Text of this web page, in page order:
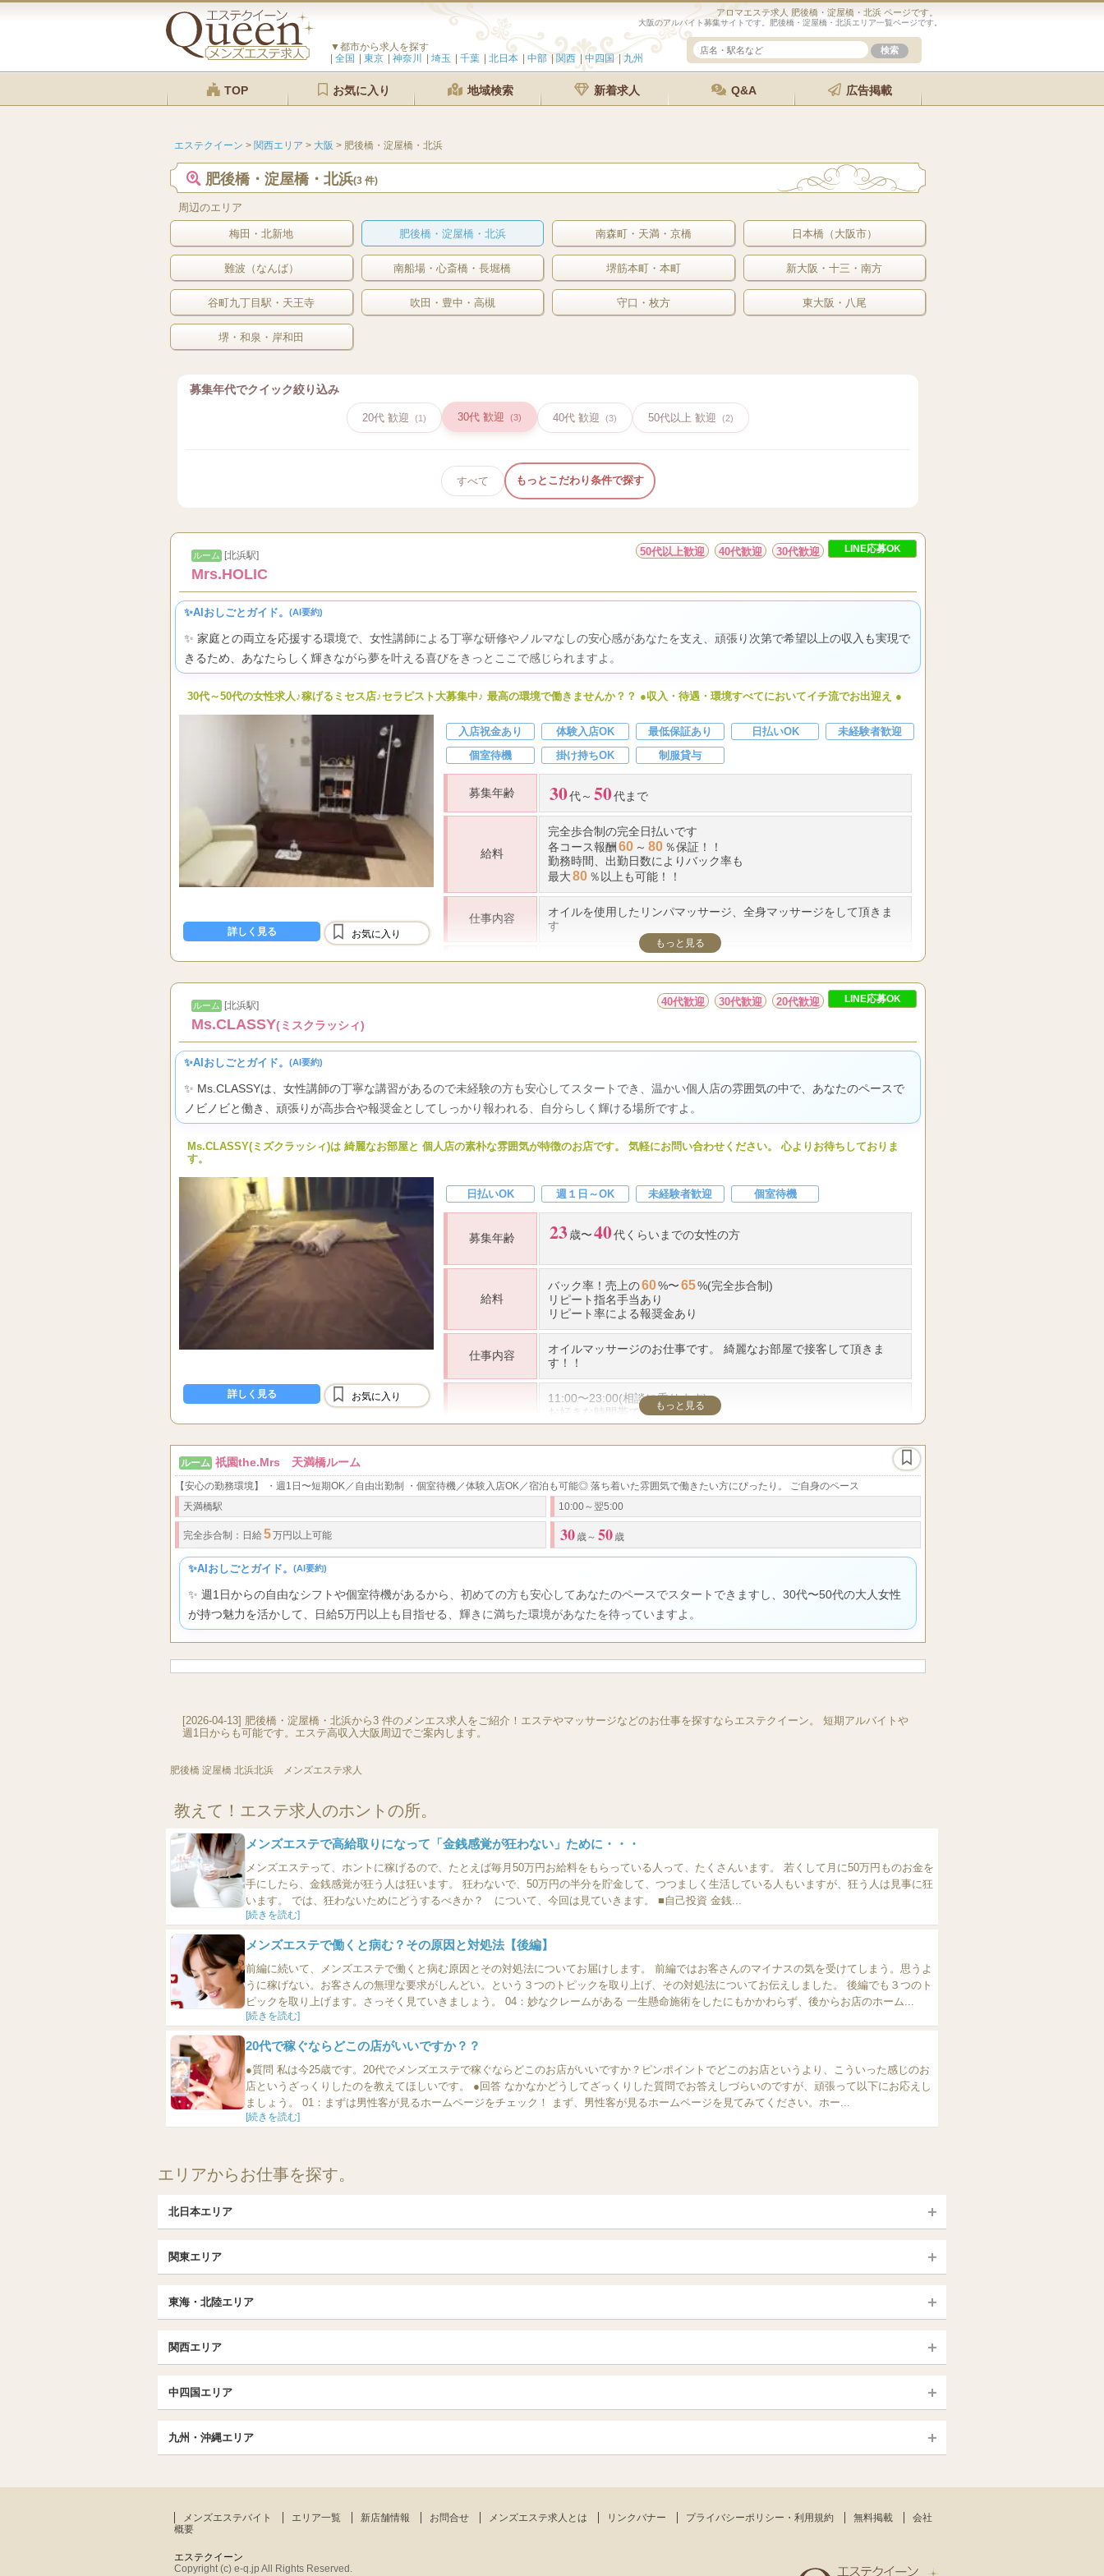
アロマエステ求人 肥後橋・淀屋橋・北浜 ページです。
大阪のアルバイト募集サイトです。肥後橋・淀屋橋・北浜エリア一覧ページです。
▼都市から求人を探す
全国
東京 神奈川 埼玉 千葉 北日本 中部 関西 中四国 九州
TOP お気に入り 地域検索 新着求人 Q&A 広告掲載
エステクイーン > 関西エリア > 大阪 > 肥後橋・淀屋橋・北浜
肥後橋・淀屋橋・北浜(3 件)
周辺のエリア
梅田・北新地 肥後橋・淀屋橋・北浜 南森町・天満・京橋 日本橋（大阪市）
難波（なんば） 南船場・心斎橋・長堀橋 堺筋本町・本町 新大阪・十三・南方
谷町九丁目駅・天王寺 吹田・豊中・高槻 守口・枚方 東大阪・八尾
堺・和泉・岸和田
募集年代でクイック絞り込み
20代 歓迎 (1) 30代 歓迎 (3) 40代 歓迎 (3) 50代以上 歓迎 (2)
すべて もっとこだわり条件で探す
ルーム [北浜駅]
Mrs.HOLIC
50代以上歓迎 40代歓迎 30代歓迎 LINE応募OK
✨AIおしごとガイド。 (AI要約)
✨ 家庭との両立を応援する環境で、女性講師による丁寧な研修やノルマなしの安心感があなたを支え、頑張り次第で希望以上の収入も実現で
きるため、あなたらしく輝きながら夢を叶える喜びをきっとここで感じられますよ。
30代～50代の女性求人♪稼げるミセス店♪セラピスト大募集中♪ 最高の環境で働きませんか？？ ●収入・待遇・環境すべてにおいてイチ流でお出迎え ●
入店祝金あり 体験入店OK 最低保証あり 日払いOK
未経験者歓迎
個室待機
掛け持ちOK 制服貸与
募集年齢 30代～ 50代まで
給料
完全歩合制の完全日払いです
各コース報酬 60 ～ 80 ％保証！！
勤務時間、出勤日数によりバック率も
最大80 ％以上も可能！！
仕事内容
オイルを使用したリンパマッサージ、全身マッサージをして頂きま
す
勤務時間
１０：００～翌５：００までの間で、貴女のお好きな時間で働いて
シフト制（1週間毎シフト提出なので予定が組みやすいです）1日３
時間～でもOKです。その他ご相談ください。
未経験でも安心安全！！女性講師による研修プログラムを導入して
おります。当店には【未経験】の方も多数在籍しています。安心し
て働いて頂けるように丁寧にお仕事の流れをご説明させて頂きま
す。
●経験者の方へ
日のうちに一緒に解決します。
ート・アルバイト感覚でもお仕事できます。
勤務地 北浜駅より徒歩数分
もっと見る
詳しく見る お気に入り
ルーム [北浜駅]
Ms.CLASSY(ミスクラッシィ)
40代歓迎 30代歓迎 20代歓迎 LINE応募OK
✨AIおしごとガイド。 (AI要約)
✨ Ms.CLASSYは、女性講師の丁寧な講習があるので未経験の方も安心してスタートでき、温かい個人店の雰囲気の中で、あなたのペースで
ノビノビと働き、頑張りが高歩合や報奨金としてしっかり報われる、自分らしく輝ける場所ですよ。
Ms.CLASSY(ミズクラッシィ)は 綺麗なお部屋と 個人店の素朴な雰囲気が特徴のお店です。 気軽にお問い合わせください。 心よりお待ちしておりま
す。
日払いOK 週１日～OK 未経験者歓迎 個室待機
募集年齢 23 歳〜40代くらいまでの女性の方
給料
バック率 ！売上の60%〜65%(完全歩合制)
リピート指名手当あり
リピート率による報奨金あり
仕事内容
オイルマッサージのお仕事です。 綺麗なお部屋で接客して頂きま
す！！
勤務時間
11:00〜23:00(相談に乗ります)
お好きな時間帯で、
3時間程度の短時間でも可能
未経験者 女性講師の講習あり！
主婦・シングルマザーの方大歓迎
経験者歓迎！
【北浜ルーム】
【南森町ルーム】
堺筋線谷町線 南森町駅徒
もっと見る
詳しく見る お気に入り
ルーム 祇園the.Mrs 天満橋ルーム
【安心の勤務環境】 ・週1日〜短期OK／自由出勤制 ・個室待機／体験入店OK／宿泊も可能◎ 落ち着いた雰囲気で働きたい方にぴったり。 ご自身のペース
天満橋駅
10:00～翌5:00
完全歩合制： 日給 5万円以上可能 30 歳～ 50 歳
✨AIおしごとガイド。 (AI要約)
✨ 週1日からの自由なシフトや個室待機があるから、初めての方も安心してあなたのペースでスタートできますし、30代〜50代の大人女性
が持つ魅力を活かして、日給5万円以上も目指せる、輝きに満ちた環境があなたを待っていますよ。
[2026-04-13] 肥後橋・淀屋橋・北浜から3 件のメンエス求人をご紹介！エステやマッサージなどのお仕事を探すならエステクイーン。 短期アルバイトや
週1日からも可能です。エステ高収入大阪周辺でご案内します。
肥後橋 淀屋橋 北浜北浜 メンズエステ求人
教えて！エステ求人のホントの所。
メンズエステで高給取りになって「金銭感覚が狂わない」ために・・・
メンズエステって、ホントに稼げるので、たとえば毎月50万円お給料をもらっている人って、たくさんいます。 若くして月に50万円ものお金を
手にしたら、金銭感覚が狂う人は狂います。 狂わないで、50万円の半分を貯金して、つつましく生活している人もいますが、狂う人は見事に狂
います。 では、狂わないためにどうするべきか？ について、今回は見ていきます。 ■自己投資 金銭...
[続きを読む]
メンズエステで働くと病む？その原因と対処法【後編】
前編に続いて、メンズエステで働くと病む原因とその対処法についてお届けします。 前編ではお客さんのマイナスの気を受けてしまう。思うよ
うに稼げない。お客さんの無理な要求がしんどい。という３つのトピックを取り上げ、その対処法についてお伝えしました。 後編でも３つのト
ピックを取り上げます。さっそく見ていきましょう。 04：妙なクレームがある 一生懸命施術をしたにもかかわらず、後からお店のホーム...
[続きを読む]
20代で稼ぐならどこの店がいいですか？？
●質問 私は今25歳です。20代でメンズエステで稼ぐならどこのお店がいいですか？ピンポイントでどこのお店というより、こういった感じのお
店というざっくりしたのを教えてほしいです。 ●回答 なかなかどうしてざっくりした質問でお答えしづらいのですが、頑張って以下にお応えし
ましょう。 01：まずは男性客が見るホームページをチェック！ まず、男性客が見るホームページを見てみてください。ホー...
[続きを読む]
エリアからお仕事を探す。
北日本エリア
北海道（札幌・旭川・函館） 青森 岩手 (盛岡・北上)
宮城 (仙台)
福島 (いわき・郡山)
茨城（水戸・取手）
栃木（宇都宮・小山） 群馬（伊勢崎・高崎・前橋）
関東エリア
大宮・浦和・川口 越谷・春日部 所沢・川越
千葉TOP
東京TOP
京王線・小田急線沿線
八王子・立川・国分寺
神奈川TOP
東海・北陸エリア
愛知（名古屋） 岐阜県 三重県
静岡県
名古屋TOP
名古屋・名駅・太閤通
春日井・豊田・東海
刈谷・安城・岡崎・豊橋
関西エリア
京都駅・伏見区 烏丸御池駅 四条烏丸・河原町・祇園四条
大宮・西院・二条
三条・京都市役所前
大阪エリア
梅田・北新地 肥後橋・淀屋橋・北浜 南森町・天満・京橋
日本橋（大阪市）
難波（なんば）
南船場・心斎橋・長堀橋 堺筋本町・本町
新大阪・十三・南方
堺・和泉・岸和田
中四国エリア
広島 岡山 山口
島根・鳥取
九州・沖縄エリア
大分
鹿児島 宮崎 沖縄
メンズエステバイト エリア一覧 新店舗情報 お問合せ メンズエステ求人とは リンクバナー プライバシーポリシー・利用規約 無料掲載
会社
概要
エステクイーン
Copyright (c) e-q.jp All Rights Reserved.